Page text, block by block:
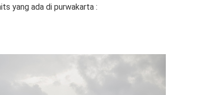
yang ada di purwakarta :